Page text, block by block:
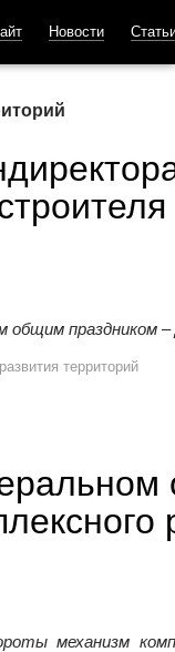
Новости
общим праздником
территорий
механизм